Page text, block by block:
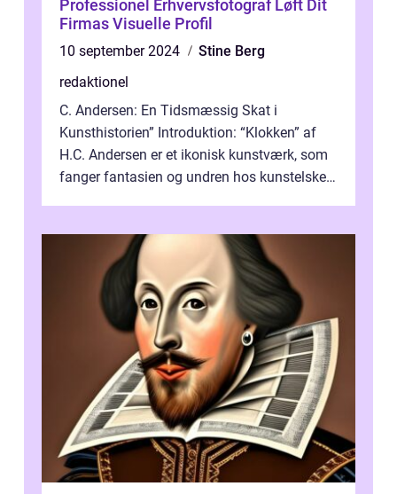
Professionel Erhvervsfotograf Løft Dit
Firmas Visuelle Profil
10 september 2024
Stine Berg
redaktionel
C. Andersen: En Tidsmæssig Skat i
Kunsthistorien” Introduktion: “Klokken” af
H.C. Andersen er et ikonisk kunstværk, som
fanger fantasien og undren hos kunstelskere